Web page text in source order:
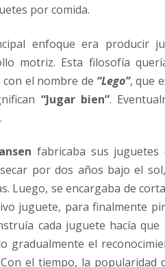
por comida.
enfoque era producir
motriz. Esta filosofía
el nombre de “Lego”, que
“Jugar bien”.
.
fabricaba sus
por dos años bajo el
Luego, se encargaba de
juguete, para finalmente
cada juguete hacía
gradualmente el
el tiempo, la